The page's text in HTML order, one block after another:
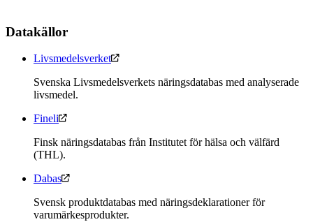
Datakällor
Livsmedelsverket
Svenska Livsmedelsverkets näringsdatabas med analyserade
livsmedel.
Fineli
Finsk näringsdatabas från Institutet för hälsa och välfärd
(THL).
Dabas
Svensk produktdatabas med näringsdeklarationer för
varumärkesprodukter.